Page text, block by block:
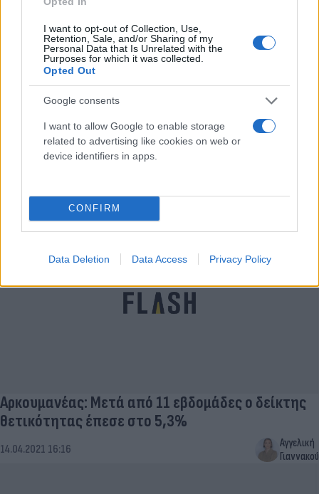
I want to opt-out of Collection, Use,
Retention, Sale, and/or Sharing of my
Personal Data that Is Unrelated with the
Purposes for which it was collected.
Opted Out
Google consents
I want to allow Google to enable storage
related to advertising like cookies on web or
device identifiers in apps.
CONFIRM
Data Deletion Data Access Privacy Policy
Αρκουμανέας: Μόνο το 4% των ασθενών που
23.04.2021 10:39
Αρκουμανέας: Μετά από 11 εβδομάδες ο δείκτης
θετικότητας έπεσε στο 5,3%
14.04.2021 16:16
Αγγελική
Γιαννακού